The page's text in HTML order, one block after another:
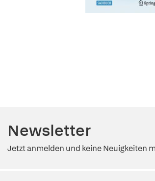
Newsletter
Jetzt anmelden und keine Neuigkeiten